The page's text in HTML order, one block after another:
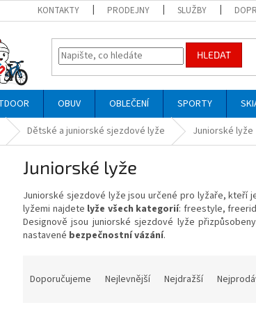
KONTAKTY PRODEJNY SLUŽBY
HLEDAT
OBUV OBLEČENÍ SPORTY
Dětské a juniorské sjezdové lyže Juniorské lyže
Juniorské lyže
Juniorské sjezdové lyže jsou určené pro lyžaře, kteří
lyžemi najdete lyže všech kategorií: freestyle,
Designově jsou juniorské sjezdové lyže
nastavené bezpečnostní vázání.
Doporučujeme Nejlevnější Nejdražší